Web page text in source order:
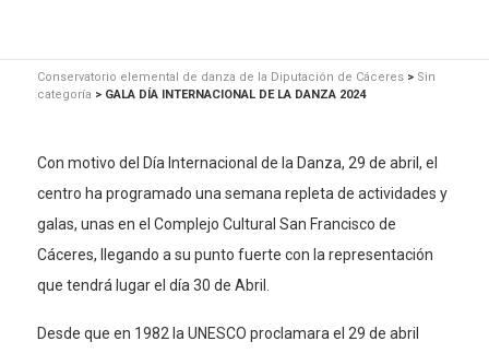
Conservatorio elemental de danza de la Diputación de Cáceres> Sin
categoría > GALA DÍA INTERNACIONAL DE LA DANZA 2024
Con motivo del Día Internacional de la Danza, 29 de abril, el
centro ha programado una semana repleta de actividades y
galas, unas en el Complejo Cultural San Francisco de
Cáceres, llegando a su punto fuerte con la representación
que tendrá lugar el día 30 de Abril.
Desde que en 1982 la UNESCO proclamara el 29 de abril